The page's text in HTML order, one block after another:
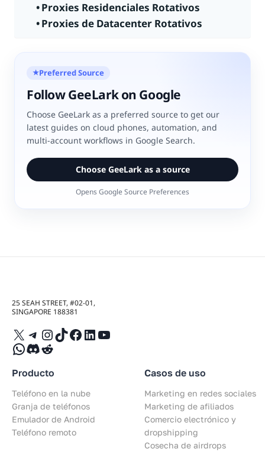
Proxies Residenciales Rotativos
Proxies de Datacenter Rotativos
★Preferred Source
Follow GeeLark on Google
Choose GeeLark as a preferred source to get our
latest guides on cloud phones, automation, and
multi-account workflows in Google Search.
Choose GeeLark as a source
Opens Google Source Preferences
25 SEAH STREET, #02-01,
SINGAPORE 188381
X Telegram
Instagram
TikTok
Facebook
LinkedIn
YouTube
WhatsApp
Discord
Reddit
Producto
Teléfono en la nube
Granja de teléfonos
Emulador de Android
Teléfono remoto
Casos de uso
Marketing en redes sociales
Marketing de afiliados
Comercio electrónico y
dropshipping
Cosecha de airdrops